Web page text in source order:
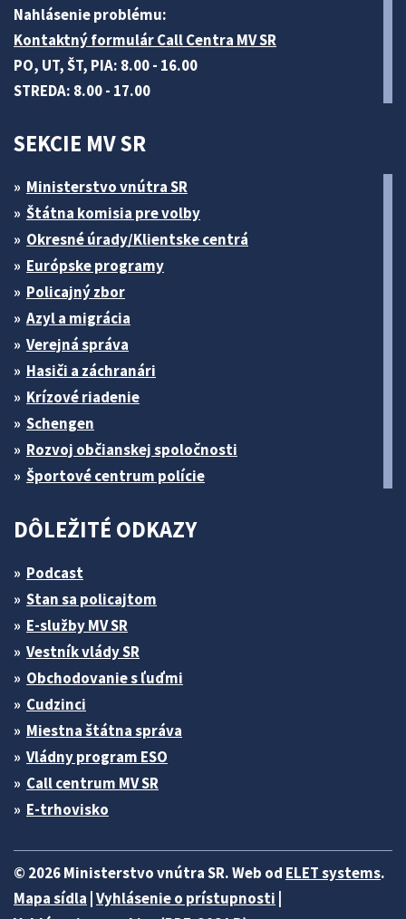
Nahlásenie problému:
Kontaktný formulár Call Centra MV SR
PO, UT, ŠT, PIA: 8.00 - 16.00
STREDA: 8.00 - 17.00
SEKCIE MV SR
Ministerstvo vnútra SR
Štátna komisia pre volby
Okresné úrady/Klientske centrá
Európske programy
Policajný zbor
Azyl a migrácia
Verejná správa
Hasiči a záchranári
Krízové riadenie
Schengen
Rozvoj občianskej spoločnosti
Športové centrum polície
DÔLEŽITÉ ODKAZY
Podcast
Stan sa policajtom
E-služby MV SR
Vestník vlády SR
Obchodovanie s ľuďmi
Cudzinci
Miestna štátna správa
Vládny program ESO
Call centrum MV SR
E-trhovisko
© 2026 Ministerstvo vnútra SR. Web od ELET systems.
Mapa sídla Vyhlásenie o prístupnosti